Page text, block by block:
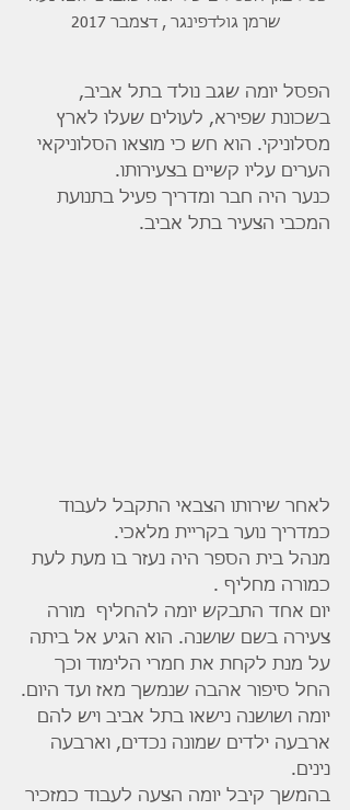
שרמן גולדפינגר , דצמבר 2017
הפסל יומה שגב נולד בתל אביב,
בשכונת שפירא, לעולים שעלו לארץ
מסלוניקי. הוא חש כי מוצאו הסלוניקאי
הערים עליו קשיים בצעירותו.
כנער היה חבר ומדריך פעיל בתנועת
המכבי הצעיר בתל אביב.
לאחר שירותו הצבאי התקבל לעבוד
כמדריך נוער בקריית מלאכי.
מנהל בית הספר היה נעזר בו מעת לעת
כמורה מחליף .
יום אחד התבקש יומה להחליף  מורה
צעירה בשם שושנה. הוא הגיע אל ביתה
על מנת לקחת את חמרי הלימוד וכך
החל סיפור אהבה שנמשך מאז ועד היום.
יומה ושושנה נישאו בתל אביב ויש להם
ארבעה ילדים שמונה נכדים, וארבעה
נינים.
בהמשך קיבל יומה הצעה לעבוד כמזכיר